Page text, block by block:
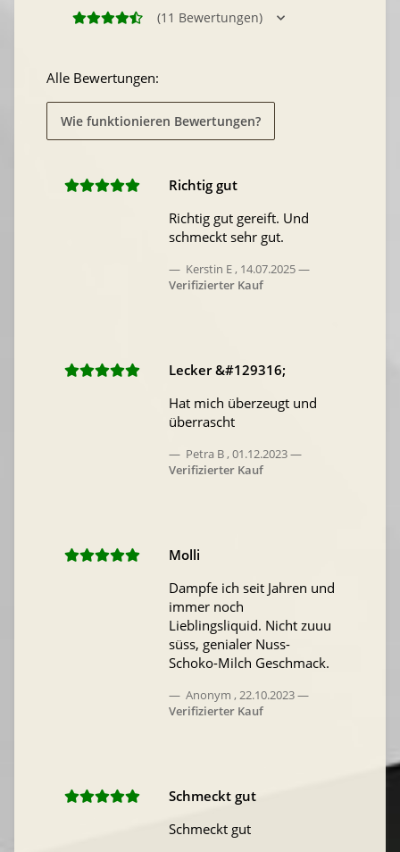
(11 Bewertungen)
Alle Bewertungen:
Wie funktionieren Bewertungen?
Richtig gut
Richtig gut gereift. Und
schmeckt sehr gut.
Kerstin E, 14.07.2025
Verifizierter Kauf
Lecker &#129316;
Hat mich überzeugt und
überrascht
Petra B, 01.12.2023
Verifizierter Kauf
Molli
Dampfe ich seit Jahren und
immer noch
Lieblingsliquid. Nicht zuuu
süss, genialer Nuss-
Schoko-Milch Geschmack.
Anonym , 22.10.2023
Verifizierter Kauf
Schmeckt gut
Schmeckt gut